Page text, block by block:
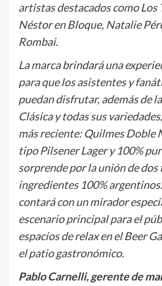
artistas destacados como Los
Néstor en Bloque, Natalie
Rombai.
La marca brindará una
para que los asistentes y
puedan disfrutar, además de
Clásica y todas sus
más reciente: Quilmes Doble
tipo Pilsener Lager y 100%
sorprende por la unión de dos
ingredientes 100%
contará con un mirador
escenario principal para el
espacios de relax en el Beer
el patio gastronómico.
Pablo Carnelli, gerente de